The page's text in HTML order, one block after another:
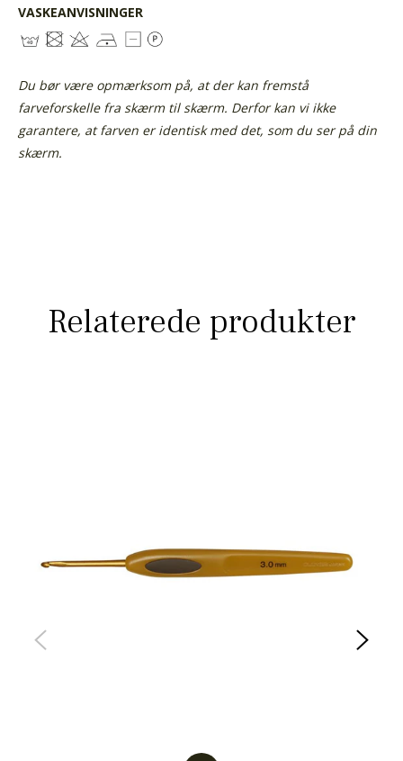
VASKEANVISNINGER
Du bør være opmærksom på, at der kan fremstå
farveforskelle fra skærm til skærm. Derfor kan vi ikke
garantere, at farven er identisk med det, som du ser på din
skærm.
Relaterede produkter